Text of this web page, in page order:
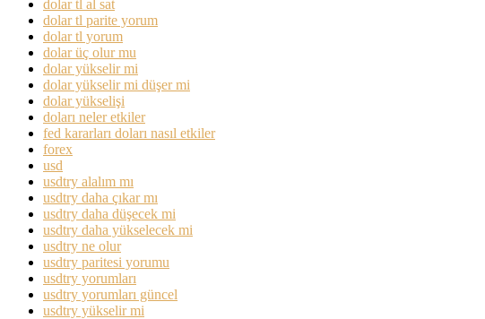
dolar tl al sat
dolar tl parite yorum
dolar tl yorum
dolar üç olur mu
dolar yükselir mi
dolar yükselir mi düşer mi
dolar yükselişi
doları neler etkiler
fed kararları doları nasıl etkiler
forex
usd
usdtry alalım mı
usdtry daha çıkar mı
usdtry daha düşecek mi
usdtry daha yükselecek mi
usdtry ne olur
usdtry paritesi yorumu
usdtry yorumları
usdtry yorumları güncel
usdtry yükselir mi